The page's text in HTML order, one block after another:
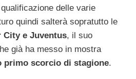
delle varie
quindi salterà sopratutto le
City e Juventus, il suo
già ha messo in mostra
primo scorcio di stagione.